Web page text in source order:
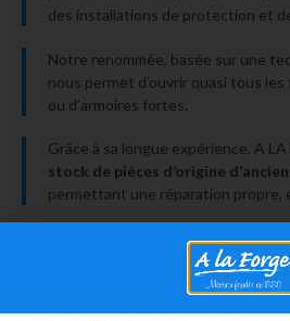
des installations de protection et
Notre renommée, basée sur une
nous permet d’ouvrir quasi tous
ou d’armoires fortes.
Grâce à sa longue expérience, A LA
stock de pièces d’origine
permettant une réparation propre,
Notre atelier au centre de Liège
transformer ou produire toute
nécessaire à l’entretien ou à la